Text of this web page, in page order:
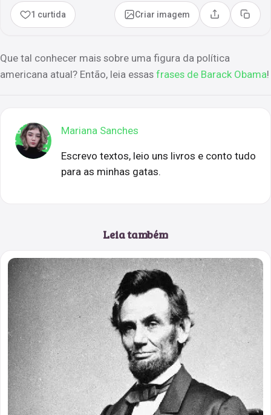
1 curtida Criar imagem Compartilhar
Copiar
Que tal conhecer mais sobre uma figura da política
americana atual? Então, leia essas frases de Barack Obama!
Mariana Sanches
Escrevo textos, leio uns livros e conto tudo
para as minhas gatas.
Leia também